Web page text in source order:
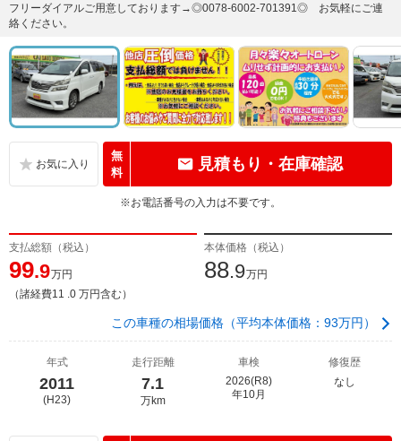
フリーダイアルご用意しております→◎0078-6002-701391◎ お気軽にご連
絡ください。
無
料
見積もり・在庫確認
※お電話番号の入力は不要です。
支払総額（税込）
99.9万円
（諸経費11 .0 万円含む）
本体価格（税込）
88.9万円
この車種の相場価格（平均本体価格：93万円）
年式
2011
(H23)
走行距離
7.1
万km
車検
2026(R8)
年10月
修復歴
なし